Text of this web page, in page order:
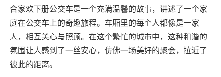
合家欢下册公交车是一个充满温馨的故事，讲述了一个家
庭在公交车上的奇趣旅程。车厢里的每个人都像是一家
人，相互关心与照顾。在这个繁忙的城市中，这种和谐的
氛围让人感到了一丝安心，仿佛一场美好的聚会，拉近了
彼此的距离。